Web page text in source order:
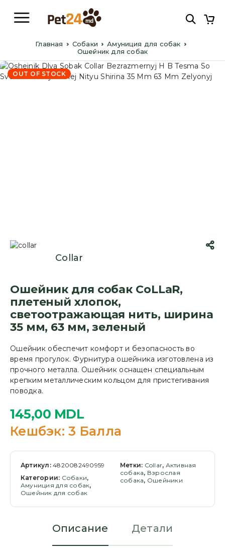
Главная Cобаки
Амуниция для собак
Ошейник для собак
OUT OF STOCK
Collar
Ошейник для собак CoLLaR,
плетеный хлопок,
светоотражающая нить, ширина
35 мм, 63 мм, зеленый
Ошейник обеспечит комфорт и безопасность во
время прогулок. Фурнитура ошейника изготовлена из
прочного металла. Ошейник оснащен специальным
крепким металлическим кольцом для пристегивания
поводка.
145,00 MDL
Кешбэк: 3 Балла
Артикул:4820082490959
Категории: Cобаки,
Амуниция для собак,
Ошейник для собак
Метки: Collar, Активная
собака, Взрослая
собака, Ошейники
Описание Детали